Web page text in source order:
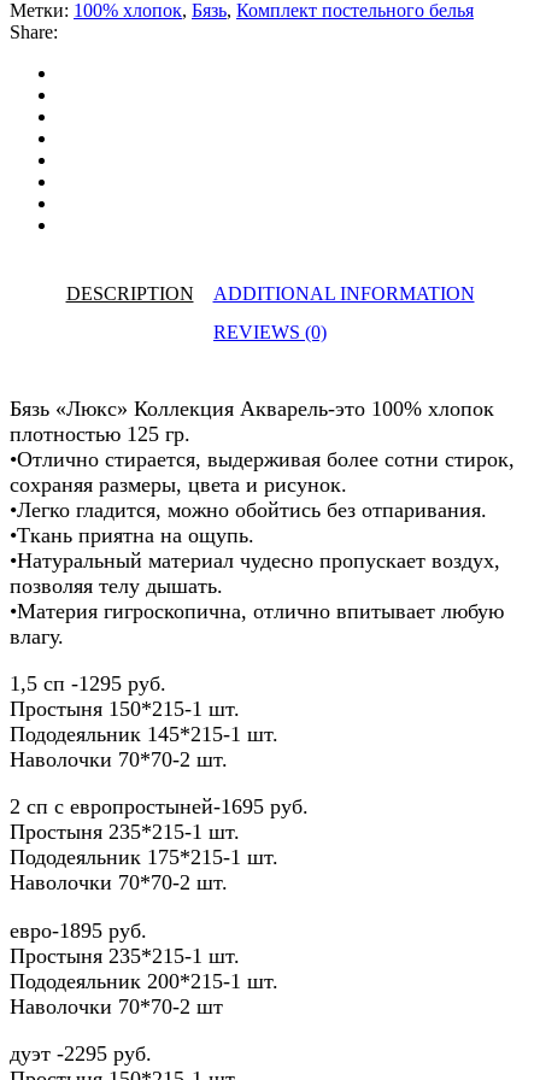
Метки: 100% хлопок, Бязь, Комплект постельного белья
Share:
DESCRIPTION
ADDITIONAL INFORMATION
REVIEWS (0)
Бязь «Люкс» Коллекция Акварель-это 100% хлопок
плотностью 125 гр.
•Отлично стирается, выдерживая более сотни стирок,
сохраняя размеры, цвета и рисунок.
•Легко гладится, можно обойтись без отпаривания.
•Ткань приятна на ощупь.
•Натуральный материал чудесно пропускает воздух,
позволяя телу дышать.
•Материя гигроскопична, отлично впитывает любую
влагу.
1,5 сп -1295 руб.
Простыня 150*215-1 шт.
Пододеяльник 145*215-1 шт.
Наволочки 70*70-2 шт.
2 сп с европростыней-1695 руб.
Простыня 235*215-1 шт.
Пододеяльник 175*215-1 шт.
Наволочки 70*70-2 шт.
евро-1895 руб.
Простыня 235*215-1 шт.
Пододеяльник 200*215-1 шт.
Наволочки 70*70-2 шт
дуэт -2295 руб.